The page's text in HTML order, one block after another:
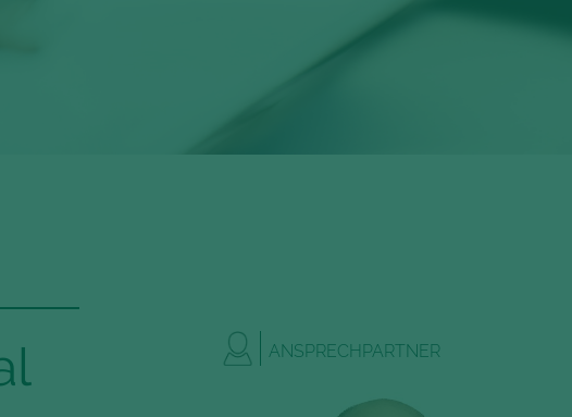
ANSPRECHPARTNER